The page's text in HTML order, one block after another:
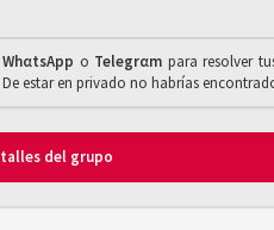
WhαtsApp o Telegrαm para resolver
estar en privado no habrías
del grupo